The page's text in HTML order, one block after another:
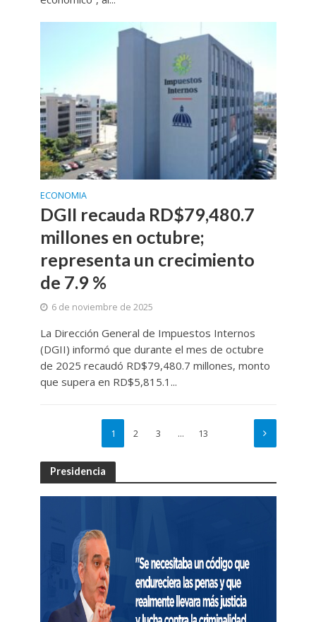
ECONOMIA
DGII recauda RD$79,480.7
millones en octubre;
representa un crecimiento
de 7.9 %
6 de noviembre de 2025
La Dirección General de Impuestos Internos
(DGII) informó que durante el mes de octubre
de 2025 recaudó RD$79,480.7 millones, monto
que supera en RD$5,815.1...
1 2 3 … 13
Presidencia